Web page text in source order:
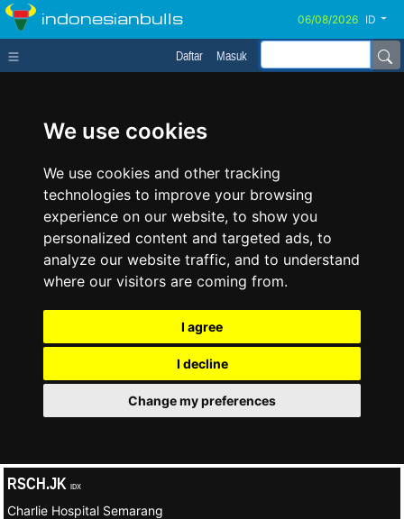
We use cookies
We use cookies and other tracking
technologies to improve your browsing
experience on our website, to show you
personalized content and targeted ads, to
analyze our website traffic, and to understand
where our visitors are coming from.
I agree
I decline
Change my preferences
indonesianbulls ID
Daftar Masuk
RSCH.JK IDX
Charlie Hospital Semarang